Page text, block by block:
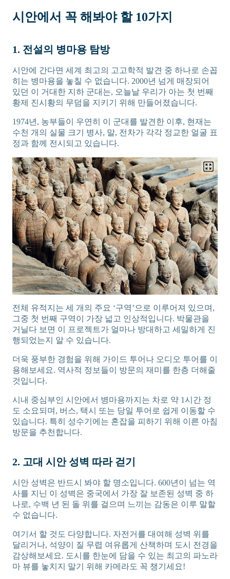
시안에서 꼭 해봐야 할 10가지
1. 전설의 병마용 탐방
시안에 간다면 세계 최고의 고고학적 발견 중 하나로 손꼽
히는 병마용을 놓칠 수 없습니다. 2000년 넘게 매장되어
있던 이 거대한 지하 군대는, 오늘날 우리가 아는 첫 번째
황제 진시황의 무덤을 지키기 위해 만들어졌습니다.
1974년, 농부들이 우연히 이 군대를 발견한 이후, 현재는
수천 개의 실물 크기 병사, 말, 전차가 각각 정교한 얼굴 표
정과 함께 전시되고 있습니다.
전체 유적지는 세 개의 주요 ‘구역’으로 이루어져 있으며,
그중 첫 번째 구역이 가장 넓고 인상적입니다. 박물관을
거닐다 보면 이 프로젝트가 얼마나 방대하고 세밀하게 진
행되었는지 알 수 있습니다.
더욱 풍부한 경험을 위해 가이드 투어나 오디오 투어를 이
용해보세요. 역사적 정보들이 방문의 재미를 한층 더해줄
것입니다.
시내 중심부인 시안에서 병마용까지는 차로 약 1시간 정
도 소요되며, 버스, 택시 또는 당일 투어로 쉽게 이동할 수
있습니다. 특히 성수기에는 혼잡을 피하기 위해 이른 아침
방문을 추천합니다.
2. 고대 시안 성벽 따라 걷기
시안 성벽은 반드시 봐야 할 명소입니다. 600년이 넘는 역
사를 지닌 이 성벽은 중국에서 가장 잘 보존된 성벽 중 하
나로, 수백 년 된 돌 위를 걸으며 느끼는 감동은 이루 말할
수 없습니다.
여기서 할 것도 다양합니다. 자전거를 대여해 성벽 위를
달리거나, 석양이 질 무렵 여유롭게 산책하며 도시 전경을
감상해보세요. 도시를 한눈에 담을 수 있는 최고의 파노라
마 뷰를 놓치지 말기 위해 카메라도 꼭 챙기세요!